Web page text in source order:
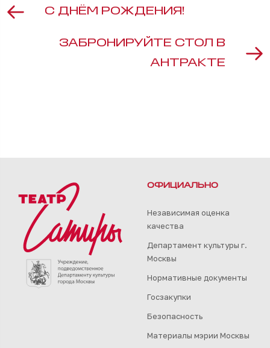
С ДНЁМ РОЖДЕНИЯ!
ЗАБРОНИРУЙТЕ СТОЛ В
АНТРАКТЕ
ОФИЦИАЛЬНО
Независимая оценка
качества
Департамент культуры г.
Москвы
Нормативные документы
Госзакупки
Безопасность
Материалы мэрии Москвы